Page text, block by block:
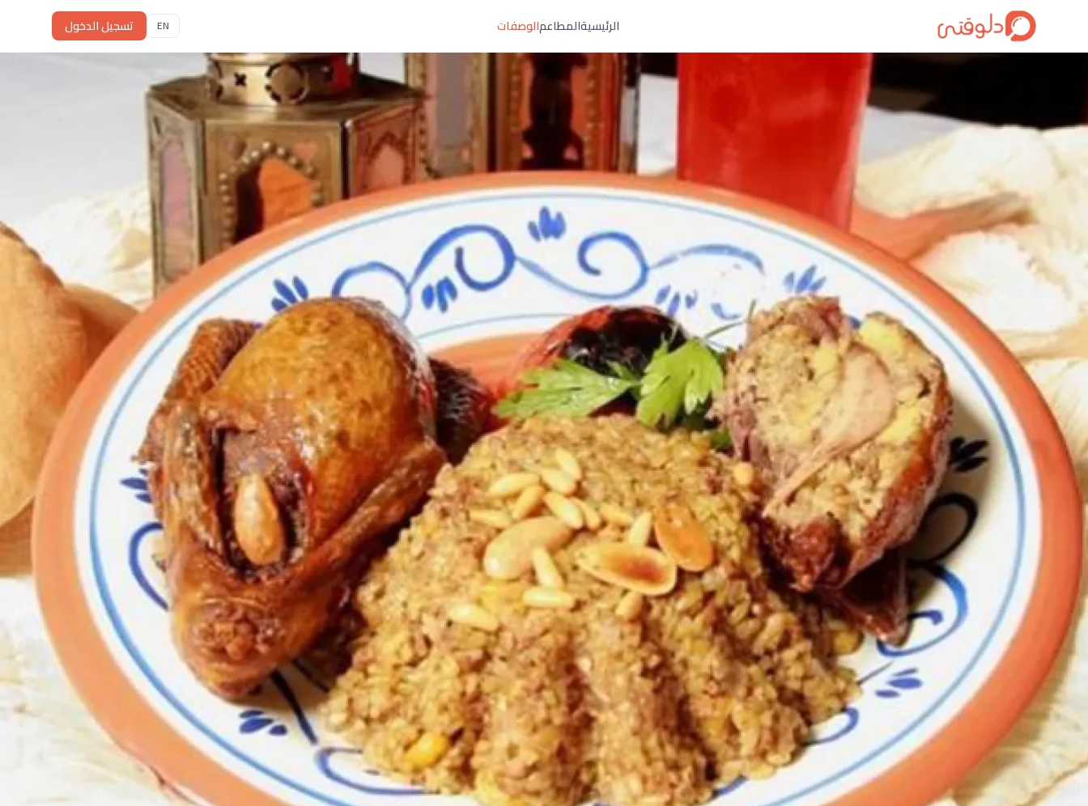
الرئيسيةالمطاعمالوصفات EN تسجيل الدخول